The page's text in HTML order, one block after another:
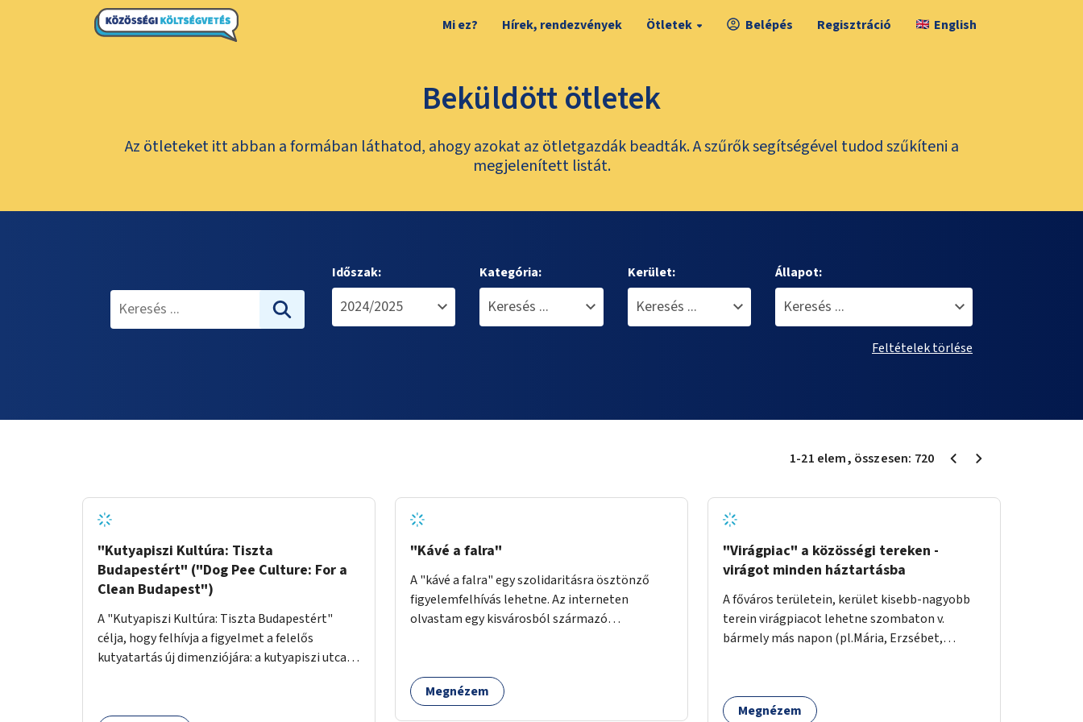
Mi ez? Hírek, rendezvények Ötletek Belépés Regisztráció English
Beküldött ötletek
Az ötleteket itt abban a formában láthatod, ahogy azokat az ötletgazdák beadták. A szűrők segítségével tudod szűkíteni a
megjelenített listát.
Időszak: Kategória: Kerület: Állapot:
Feltételek törlése
1-21 elem, összesen: 720
"Kutyapiszi Kultúra: Tiszta
Budapestért" ("Dog Pee Culture: For a
Clean Budapest")
A "Kutyapiszi Kultúra: Tiszta Budapestért"
célja, hogy felhívja a figyelmet a felelős
kutyatartás új dimenziójára: a kutyapiszi utcai
hogy séta közben, amikor kedvencük a járdára
"Kávé a falra"
A "kávé a falra" egy szolidaritásra ösztönző
figyelemfelhívás lehetne. Az interneten
olvastam egy kisvárosból származó
dolgozói a falra. Ha egy arra rászoruló betért, a
falról ingyenesen megkaphatta a már
Megnézem
"Virágpiac" a közösségi tereken -
virágot minden háztartásba
A főváros területein, kerület kisebb-nagyobb
terein virágpiacot lehetne szombaton v.
bármely más napon (pl.Mária, Erzsébet,
helyeket, 50-150nm vagy afeletti területet (ha
sokakat érdekelne). Névleges összeget fizetne
Megnézem